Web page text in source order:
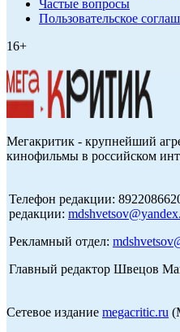
Частые вопросы
Пользовательское
16+
Мегакритик - крупнейший
кинофильмы в российском
Телефон редакции:
редакции:
Рекламный отдел:
Главный редактор Швецов
Сетевое издание megacritic.ru